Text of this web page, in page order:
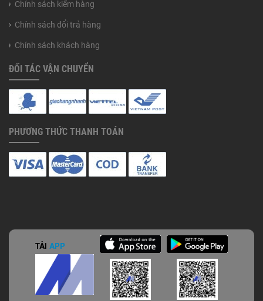
Chính sách kiểm hàng
Chính sách đổi trả hàng
Chính sách khách hàng
ĐỐI TÁC VẬN CHUYỂN
PHƯƠNG THỨC THANH TOÁN
TẢI APP